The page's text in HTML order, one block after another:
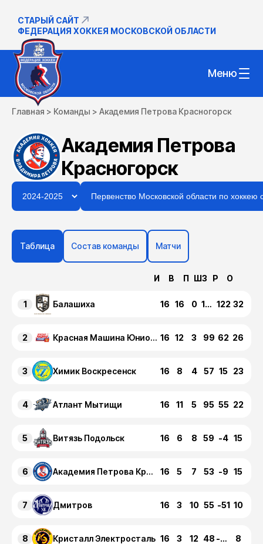
СТАРЫЙ САЙТ
ФЕДЕРАЦИЯ ХОККЕЯ МОСКОВСКОЙ ОБЛАСТИ
Меню
Главная > Команды > Академия Петрова Красногорск
Академия Петрова
Красногорск
Таблица Состав команды Матчи
И В П ШЗ Р О
1 Балашиха 16 16 0 144 122 32
2 Красная Машина Юниор Красногорск 16 12 3 99 62 26
3 Химик Воскресенск 16 8 4 57 15 23
4 Атлант Мытищи 16 11 5 95 55 22
5 Витязь Подольск 16 6 8 59 -4 15
6 Академия Петрова Красногорск 16 5 7 53 -9 15
7 Дмитров 16 3 10 55 -51 10
8 Кристалл Электросталь 16 3 12 48 -56 8